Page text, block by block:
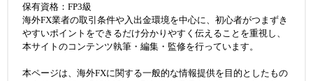
保有資格：FP3級
海外FX業者の取引条件や入出金環境を中心に、初心者がつまずき
やすいポイントをできるだけ分かりやすく伝えることを重視し、
本サイトのコンテンツ執筆・編集・監修を行っています。
本ページは、海外FXに関する一般的な情報提供を目的としたもの